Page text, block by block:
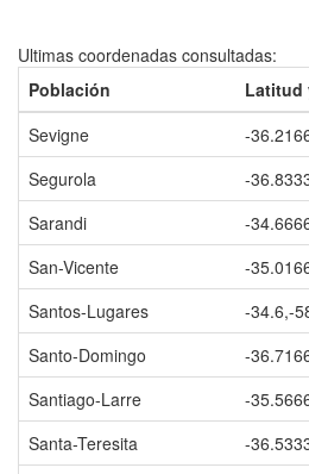
Ultimas coordenadas consultadas:
Población
Latitud
Sevigne
-
Segurola
-
Sarandi
-
San-Vicente
-
Santos-Lugares
-34.6,-
Santo-Domingo
-
Santiago-Larre
-
Santa-Teresita
-